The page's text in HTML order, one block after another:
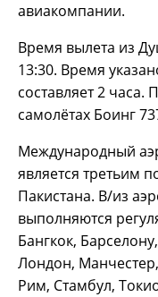
авиакомпании.
Время вылета из
13:30. Время
составляет 2 часа.
самолётах Боинг
Международный
является третьим
Пакистана. В/из
выполняются
Бангкок,
Лондон,
Рим, Стамбул,